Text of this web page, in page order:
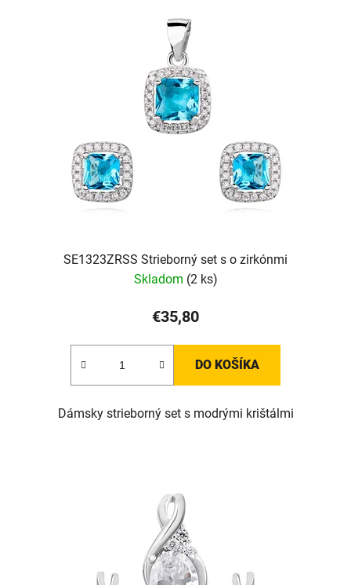
SE1323ZRSS Strieborný set s o zirkónmi
Skladom (2 ks)
€35,80
DO KOŠÍKA
Dámsky strieborný set s modrými krištálmi